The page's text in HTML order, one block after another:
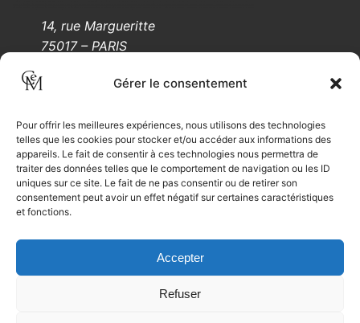
Gérer le consentement
Pour offrir les meilleures expériences, nous utilisons des technologies
telles que les cookies pour stocker et/ou accéder aux informations des
appareils. Le fait de consentir à ces technologies nous permettra de
traiter des données telles que le comportement de navigation ou les ID
uniques sur ce site. Le fait de ne pas consentir ou de retirer son
consentement peut avoir un effet négatif sur certaines caractéristiques
et fonctions.
Accepter
Refuser
14, rue Margueritte
75017 – PARIS
Tél.: 01 88 61 55 05
Mentions légales
Il capo constructor – Crédit 2022